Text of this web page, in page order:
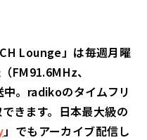
Lounge」は毎週月曜
FM91.6MHz、
。radikoのタイムフリ
きます。日本最大級の
」でもアーカイブ配信し